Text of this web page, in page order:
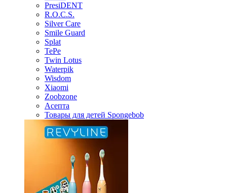
PresiDENT
R.O.C.S.
Silver Care
Smile Guard
Splat
TePe
Twin Lotus
Waterpik
Wisdom
Xiaomi
Zoobzone
Асепта
Товары для детей Spongebob